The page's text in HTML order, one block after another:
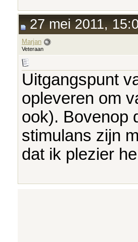
27 mei 2011,
Marjan
Veteraan
Uitgangspunt
opleveren om
ook). Bovenop
stimulans zijn
dat ik plezier